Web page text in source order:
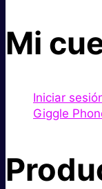
Mi
Iniciar
Giggle